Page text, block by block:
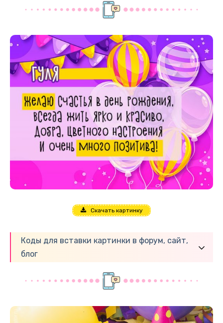
Скачать картинку
Коды для вставки картинки в форум, сайт,
блог